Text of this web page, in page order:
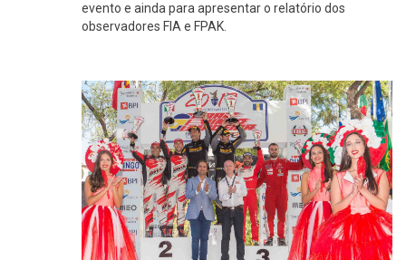
evento e ainda para apresentar o relatório dos
observadores FIA e FPAK.